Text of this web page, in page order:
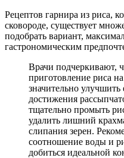
Рецептов гарнира из риса,
сковороде, существует
подобрать вариант,
гастрономическим
Врачи подчеркивают,
приготовление риса
значительно улучшить
достижения
тщательно промыть
удалить лишний
слипания зерен.
соотношение воды и
добиться идеальной